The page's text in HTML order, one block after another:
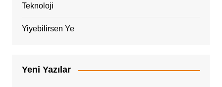
Teknoloji
Yiyebilirsen Ye
Yeni Yazılar